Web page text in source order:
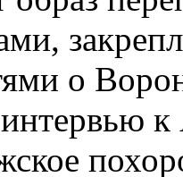
о
интервью